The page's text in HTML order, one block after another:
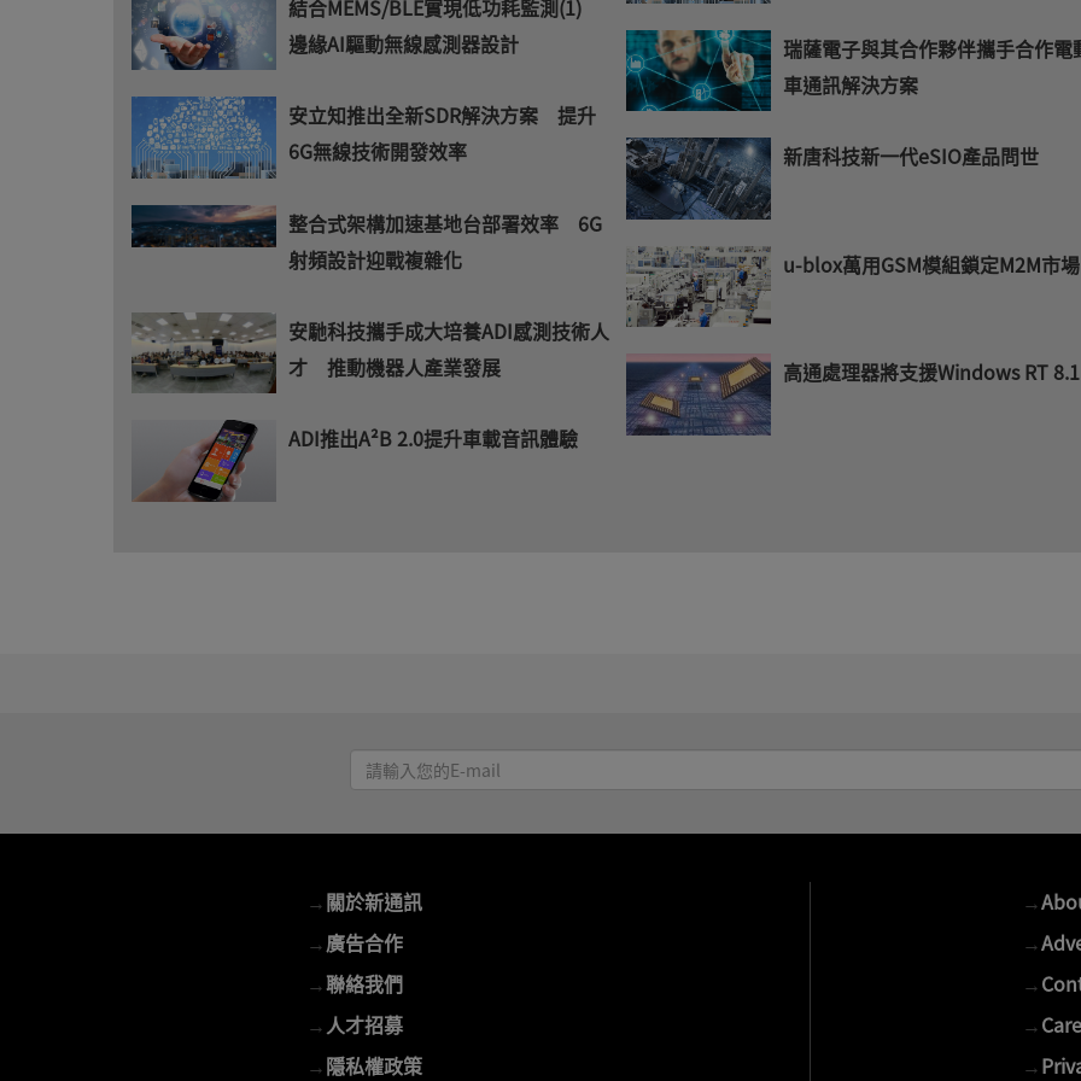
結合MEMS/BLE實現低功耗監測(1)
邊緣AI驅動無線感測器設計
安立知推出全新SDR解決方案 提升
6G無線技術開發效率
整合式架構加速基地台部署效率 6G
射頻設計迎戰複雜化
安馳科技攜手成大培養ADI感測技術人
才 推動機器人產業發展
ADI推出A²B 2.0提升車載音訊體驗
瑞薩電子與其合作夥伴攜手合作電
車通訊解決方案
新唐科技新一代eSIO產品問世
u-blox萬用GSM模組鎖定M2M市場
高通處理器將支援Windows RT 8.1
請
輸
E-
mail
→關於新通訊
→廣告合作
→聯絡我們
→人才招募
→隱私權政策
→
→
→
→
→